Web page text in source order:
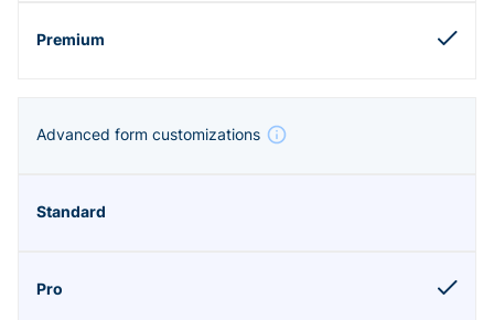
Advanced form customizations